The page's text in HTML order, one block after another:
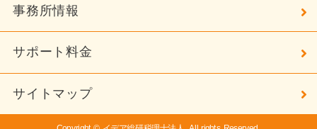
事務所情報
サポート料金
サイトマップ